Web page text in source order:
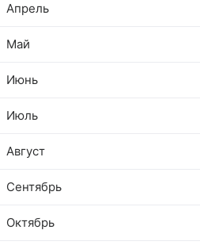
Апрель
Май
Июнь
Июль
Август
Сентябрь
Октябрь